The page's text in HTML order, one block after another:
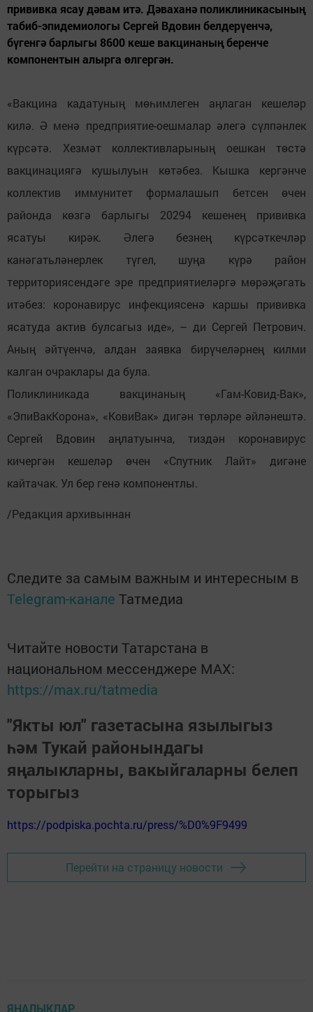
прививка ясау дәвам итә. Дәваханә поликлиникасының
табиб-эпидемиологы Сергей Вдовин белдерүенчә,
бүгенгә барлыгы 8600 кеше вакцинаның беренче
компонентын алырга өлгергән.
«Вакцина кадатуның мөһимлеген аңлаган кешеләр
килә. Ә менә предприятие-оешмалар әлегә сүлпәнлек
күрсәтә. Хезмәт коллективларының оешкан төстә
вакцинациягә кушылуын көтәбез. Кышка кергәнче
коллектив иммунитет формалашып бетсен өчен
районда көзгә барлыгы 20294 кешенең прививка
ясатуы кирәк. Әлегә безнең күрсәткечләр
канәгатьләнерлек түгел, шуңа күрә район
территориясендәге эре предприятиеләргә мөрәҗәгать
итәбез: коронавирус инфекциясенә каршы прививка
ясатуда актив булсагыз иде», – ди Сергей Петрович.
Аның әйтүенчә, алдан заявка бирүчеләрнең килми
калган очраклары да була.
Поликлиникада вакцинаның «Гам-Ковид-Вак»,
«ЭпиВакКорона», «КовиВак» дигән төрләре әйләнештә.
Сергей Вдовин аңлатуынча, тиздән коронавирус
кичергән кешеләр өчен «Спутник Лайт» дигәне
кайтачак. Ул бер генә компонентлы.
/Редакция архивыннан
Следите за самым важным и интересным в
Telegram-канале Татмедиа
Читайте новости Татарстана в
национальном мессенджере MАХ:
https://max.ru/tatmedia
"Якты юл" газетасына язылыгыз
һәм Тукай районындагы
яңалыкларны, вакыйгаларны белеп
торыгыз
https://podpiska.pochta.ru/press/%D0%9F9499
Перейти на страницу новости
ЯҢАЛЫКЛАР